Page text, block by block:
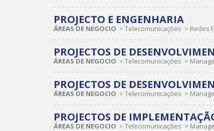
PROJECTO E ENGENHARIA
ÁREAS DE NEGOCIO > Telecomunicações > Redes
PROJECTOS DE
ÁREAS DE NEGOCIO > Telecomunicações >
PROJECTOS DE
ÁREAS DE NEGOCIO > Telecomunicações >
PROJECTOS DE
ÁREAS DE NEGOCIO > Telecomunicações >